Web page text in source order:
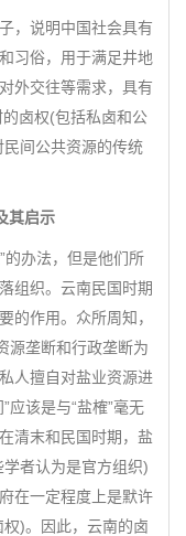
说明中国社会具有
习俗，用于满足井地
外交往等需求，具有
卤权(包括私卤和公
间公共资源的传统
其启示
办法，但是他们所
组织。云南民国时期
的作用。众所周知，
源垄断和行政垄断为
人擅自对盐业资源进
应该是与“盐榷”毫无
清末和民国时期，盐
者认为是官方组织)
在一定程度上是默许
)。因此，云南的卤